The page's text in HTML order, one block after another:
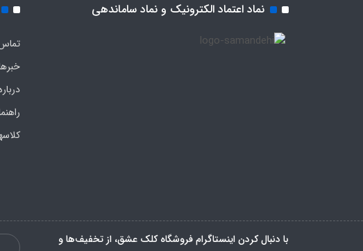
نماد اعتماد الکترونیک و نماد ساماندهی
با دنبال کردن اینستاگرام فروشگاه کلک عشق، از تخفیف‌ها و